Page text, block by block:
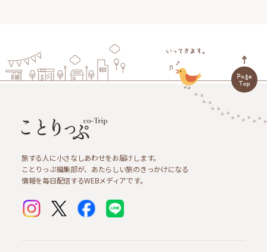
旅する人に小さなしあわせをお届けします。
ことりっぷ編集部が、あたらしい旅のきっかけになる
情報を毎日配信するWEBメディアです。